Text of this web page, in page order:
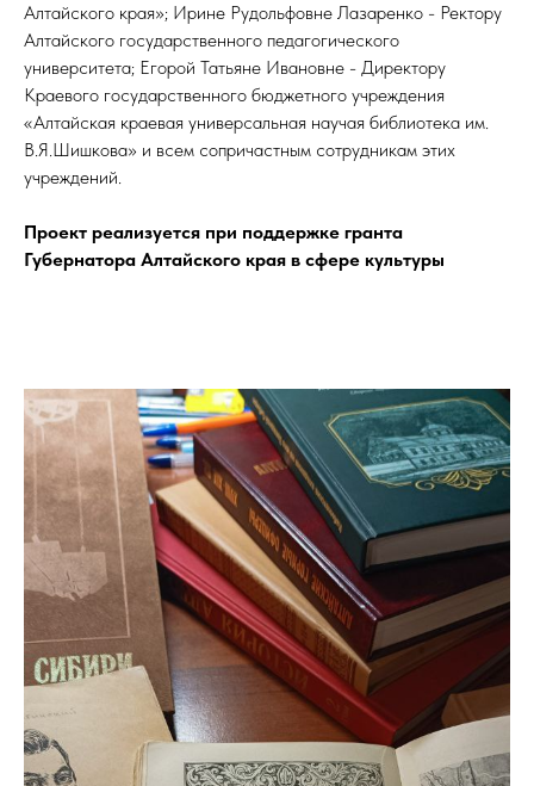
Алтайского края»; Ирине Рудольфовне Лазаренко - Ректору
Алтайского государственного педагогического
университета; Егорой Татьяне Ивановне - Директору
Краевого государственного бюджетного учреждения
«Алтайская краевая универсальная научая библиотека им.
В.Я.Шишкова» и всем сопричастным сотрудникам этих
учреждений.
Проект реализуется при поддержке гранта
Губернатора Алтайского края в сфере культуры